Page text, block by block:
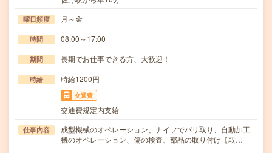
曜日頻度 月～金
時間 08:00～17:00
期間 長期でお仕事できる方、大歓迎！
時給 時給1200円
交通費
交通費規定内支給
仕事内容
成型機械のオペレーション、ナイフでバリ取り、自動加工
機のオペレーション、傷の検査、部品の取り付け【取…